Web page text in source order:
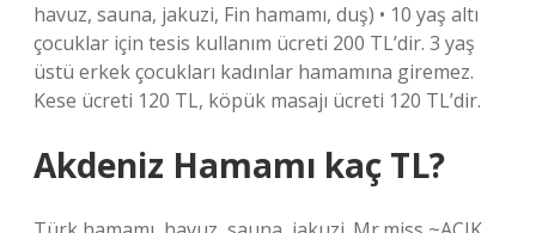
havuz, sauna, jakuzi, Fin hamamı, duş) • 10 yaş altı
çocuklar için tesis kullanım ücreti 200 TL’dir. 3 yaş
üstü erkek çocukları kadınlar hamamına giremez.
Kese ücreti 120 TL, köpük masajı ücreti 120 TL’dir.
Akdeniz Hamamı kaç TL?